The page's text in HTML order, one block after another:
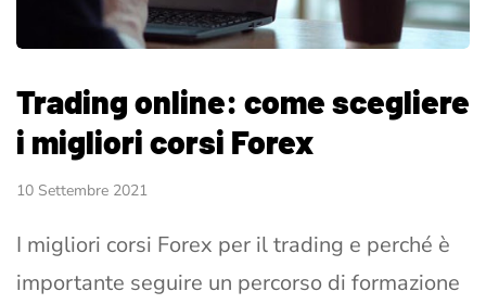
Trading online: come scegliere
i migliori corsi Forex
10 Settembre 2021
I migliori corsi Forex per il trading e perché è
importante seguire un percorso di formazione